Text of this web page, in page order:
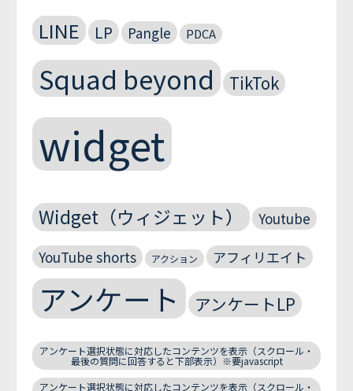
LINE LP Pangle PDCA
Squad beyond TikTok
widget
Widget（ウィジェット）
Youtube
YouTube shorts
アクション アフィリエイト
アンケート アンケートLP
アンケート選択状態に対応したコンテンツを表示（スクロール・
最後の質問に回答すると下部表示）※要javascript
アンケート選択状態に対応したコンテンツを表示（スクロール・